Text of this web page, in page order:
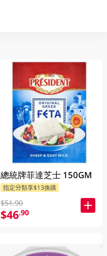
總統牌菲達芝士 150GM
指定分類享$13換購
$51.90
$46.90